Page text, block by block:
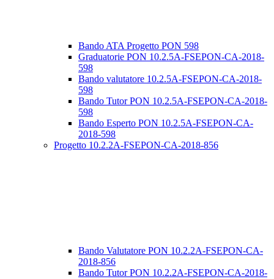
Bando ATA Progetto PON 598
Graduatorie PON 10.2.5A-FSEPON-CA-2018-
598
Bando valutatore 10.2.5A-FSEPON-CA-2018-
598
Bando Tutor PON 10.2.5A-FSEPON-CA-2018-
598
Bando Esperto PON 10.2.5A-FSEPON-CA-
2018-598
Progetto 10.2.2A-FSEPON-CA-2018-856
Bando Valutatore PON 10.2.2A-FSEPON-CA-
2018-856
Bando Tutor PON 10.2.2A-FSEPON-CA-2018-